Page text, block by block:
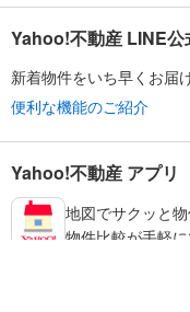
Yahoo!不動産 LINE公
新着物件をいち早くお届
便利な機能のご紹介
Yahoo!不動産 アプリ
地図でサクッと
物件比較が手軽